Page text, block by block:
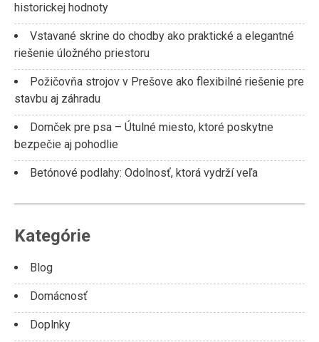
historickej hodnoty
Vstavané skrine do chodby ako praktické a elegantné
riešenie úložného priestoru
Požičovňa strojov v Prešove ako flexibilné riešenie pre
stavbu aj záhradu
Domček pre psa – Útulné miesto, ktoré poskytne
bezpečie aj pohodlie
Betónové podlahy: Odolnosť, ktorá vydrží veľa
Kategórie
Blog
Domácnosť
Doplnky